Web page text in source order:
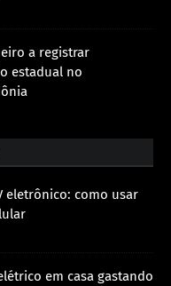
a registrar
estadual no
eletrônico: como usar
em casa gastando